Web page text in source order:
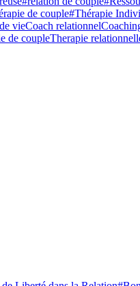
de couple#Thérapie
vieCoach relationnel
de coupleTherapie